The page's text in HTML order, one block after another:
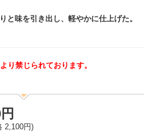
と味を引き出し、軽やかに仕上げた。
り禁じられております。
2,100円)